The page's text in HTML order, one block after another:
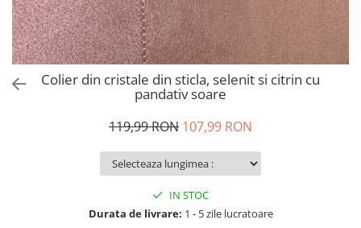
Colier din cristale din sticla, selenit si citrin cu
pandativ soare
119,99 RON 107,99 RON
IN STOC
Durata de livrare: 1 - 5 zile lucratoare